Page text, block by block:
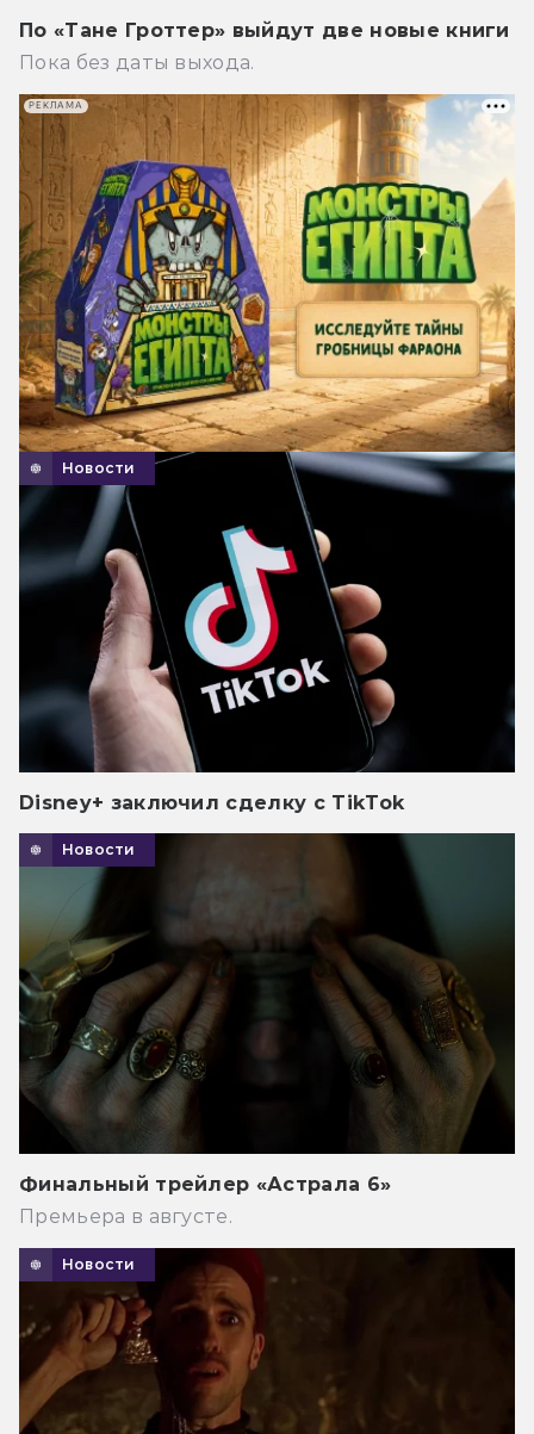
По «Тане Гроттер» выйдут две новые книги
Пока без даты выхода.
Новости
Disney+ заключил сделку с TikTok
Новости
Финальный трейлер «Астрала 6»
Премьера в августе.
Новости
РЕКЛАМА